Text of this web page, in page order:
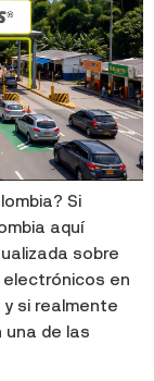
Si
aquí
sobre
en
si realmente
una de las